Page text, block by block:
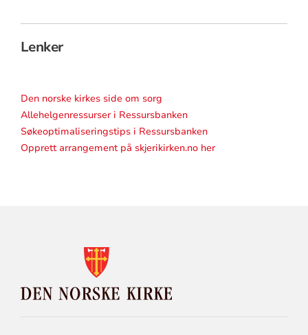
Lenker
Den norske kirkes side om sorg
Allehelgenressurser i Ressursbanken
Søkeoptimaliseringstips i Ressursbanken
Opprett arrangement på skjerikirken.no her
NORSKE
KIRKE